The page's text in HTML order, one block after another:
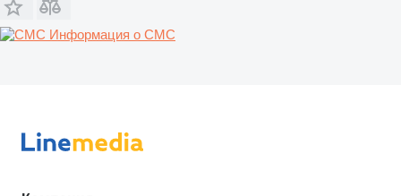
Информация о CMC